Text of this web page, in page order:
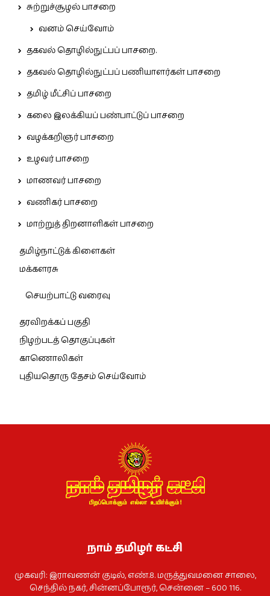
சுற்றுச்சூழல் பாசறை
வனம் செய்வோம்
தகவல் தொழில்நுட்பப் பாசறை.
தகவல் தொழில்நுட்பப் பணியாளர்கள் பாசறை
தமிழ் மீட்சிப் பாசறை
கலை இலக்கியப் பண்பாட்டுப் பாசறை
வழக்கறிஞர் பாசறை
உழவர் பாசறை
மாணவர் பாசறை
வணிகர் பாசறை
மாற்றுத் திறனாளிகள் பாசறை
தமிழ்நாட்டுக் கிளைகள்
மக்களரசு
செயற்பாட்டு வரைவு
தரவிறக்கப் பகுதி
நிழற்படத் தொகுப்புகள்
காணொலிகள்
புதியதொரு தேசம் செய்வோம்
நாம் தமிழர் கட்சி
முகவரி: இராவணன் குடில், எண்.8. மருத்துவமனை சாலை,
செந்தில் நகர், சின்னப்போரூர், சென்னை – 600 116.